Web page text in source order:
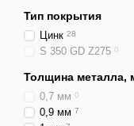
Тип покрытия
Цинк 28
S 350 GD Z275 0
Толщина металла,
0,7 мм 0
0,9 мм 7